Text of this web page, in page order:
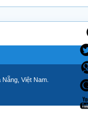
Việt Nam.